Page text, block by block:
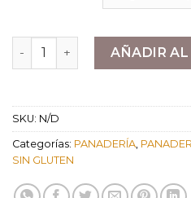
Pan de Nueces cantidad
AÑADIR
SKU: N/D
Categorías: PANADERÍA
SIN GLUTEN